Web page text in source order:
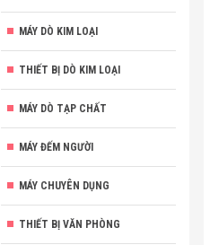
MÁY DÒ KIM LOẠI
THIẾT BỊ DÒ KIM LOẠI
MÁY DÒ TẠP CHẤT
MÁY ĐẾM NGƯỜI
MÁY CHUYÊN DỤNG
THIẾT BỊ VĂN PHÒNG